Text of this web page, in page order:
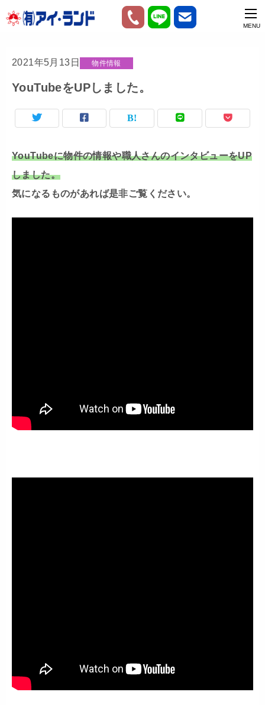
2021年5月13日 物件情報
YouTubeをUPしました。
YouTubeに物件の情報や職人さんのインタビューをUP
しました。
気になるものがあれば是非ご覧ください。